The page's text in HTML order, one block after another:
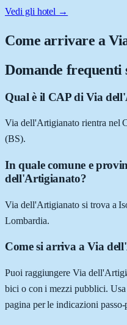
Vedi gli hotel →
Come arrivare a
Domande frequenti
Qual è il CAP di Via
Via dell'Artigianato rientra nel
(BS).
In quale comune e
dell'Artigianato?
Via dell'Artigianato si trova a
Lombardia.
Come si arriva a Via
Puoi raggiungere Via
bici o con i mezzi pubblici.
pagina per le indicazioni